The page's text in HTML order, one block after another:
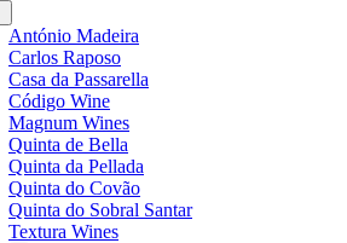
menu
António Madeira
Carlos Raposo
Casa da Passarella
Código Wine
Magnum Wines
Quinta de Bella
Quinta da Pellada
Quinta do Covão
Quinta do Sobral Santar
Textura Wines